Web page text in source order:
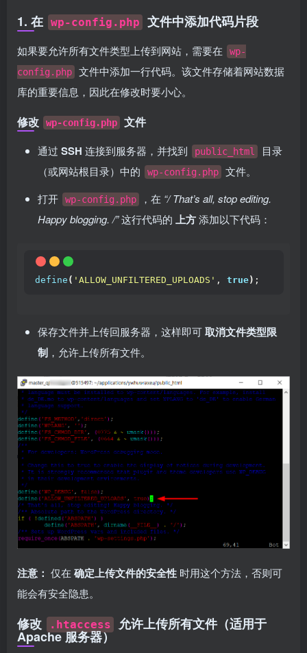
1. 在 wp-config.php 文件中添加代码片段
如果要允许所有文件类型上传到网站，需要在
wp-
config.php
文件中添加一行代码。该文件存储着网站数据
库的重要信息，因此在修改时要小心。
修改 wp-config.php 文件
通过 SSH 连接到服务器，并找到 public_html
目录
（或网站根目录）中的
wp-config.php
文件。
打开
wp-config.php ，在 “/ That’s all, stop editing.
Happy blogging. /”这行代码的 上方添加以下代码：
define ( 'ALLOW_UNFILTERED_UPLOADS' , true) ;
保存文件并上传回服务器，这样即可取消文件类型限
制 ，允许上传所有文件。
注意： 仅在 确定上传文件的安全性 时用这个方法，否则可
能会有安全隐患。
修改 .htaccess 允许上传所有文件（适用于
Apache 服务器）